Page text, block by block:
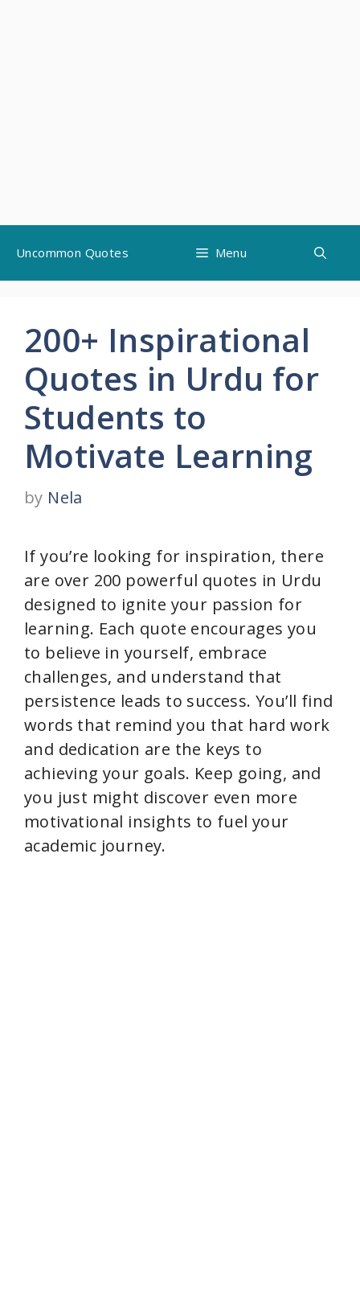
content
Uncommon Quotes Menu
200+ Inspirational
Quotes in Urdu for
Students to
Motivate Learning
by Nela
If you’re looking for inspiration, there
are over 200 powerful quotes in Urdu
designed to ignite your passion for
learning. Each quote encourages you
to believe in yourself, embrace
challenges, and understand that
persistence leads to success. You’ll find
words that remind you that hard work
and dedication are the keys to
achieving your goals. Keep going, and
you just might discover even more
motivational insights to fuel your
academic journey.